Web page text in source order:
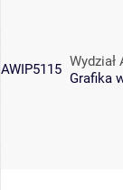
AWIP5115
Grafika